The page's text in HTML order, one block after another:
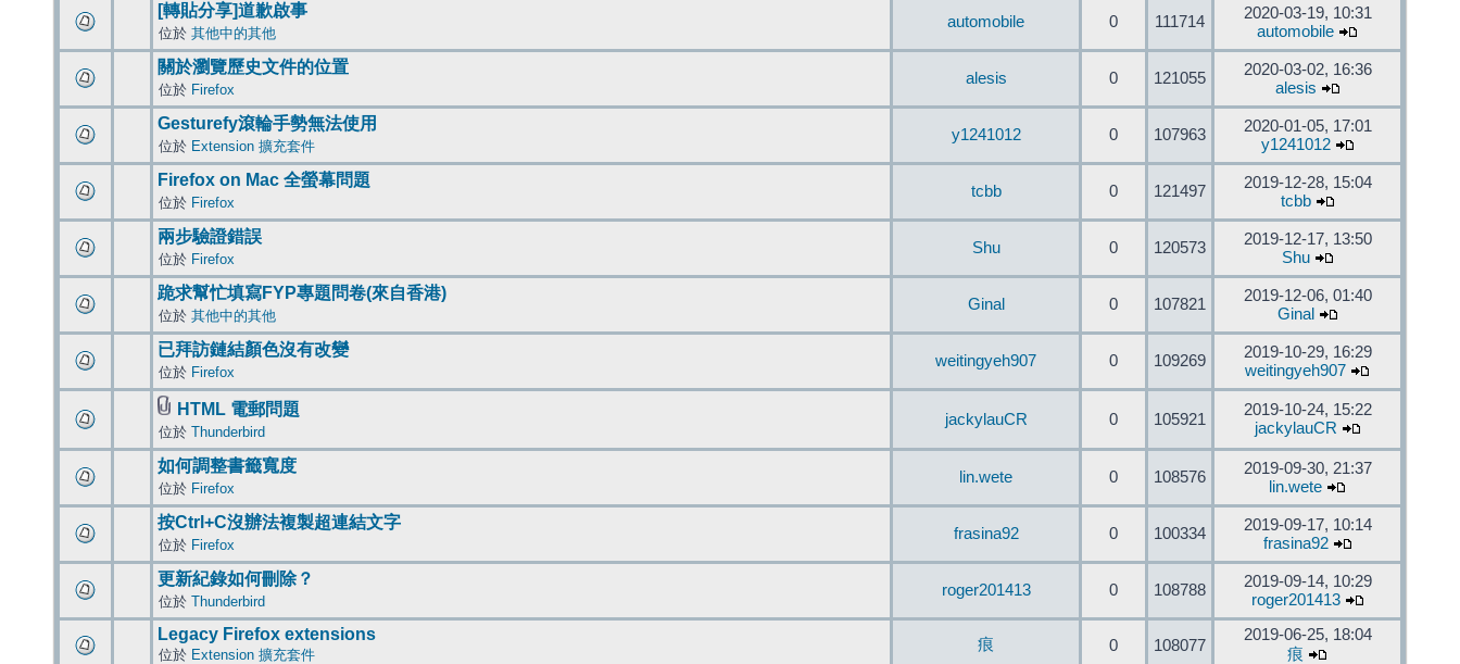
[轉貼分享]道歉啟事
位於 其他中的其他
automobile 0 111714
2020-03-19, 10:31
automobile
關於瀏覽歷史文件的位置
位於 Firefox
alesis 0 121055
2020-03-02, 16:36
alesis
Gesturefy滾輪手勢無法使用
位於 Extension 擴充套件
y1241012 0 107963
2020-01-05, 17:01
y1241012
Firefox on Mac 全螢幕問題
位於 Firefox
tcbb 0 121497
2019-12-28, 15:04
tcbb
兩步驗證錯誤
位於 Firefox
Shu 0 120573
2019-12-17, 13:50
Shu
跪求幫忙填寫FYP專題問卷(來自香港)
位於 其他中的其他
Ginal 0 107821
2019-12-06, 01:40
Ginal
已拜訪鏈結顏色沒有改變
位於 Firefox
weitingyeh907 0 109269
2019-10-29, 16:29
weitingyeh907
HTML 電郵問題
位於 Thunderbird
jackylauCR 0 105921
2019-10-24, 15:22
jackylauCR
如何調整書籤寬度
位於 Firefox
lin.wete 0 108576
2019-09-30, 21:37
lin.wete
按Ctrl+C沒辦法複製超連結文字
位於 Firefox
frasina92 0 100334
2019-09-17, 10:14
frasina92
更新紀錄如何刪除？
位於 Thunderbird
roger201413 0 108788
2019-09-14, 10:29
roger201413
Legacy Firefox extensions
位於 Extension 擴充套件
痕 0 108077
2019-06-25, 18:04
痕